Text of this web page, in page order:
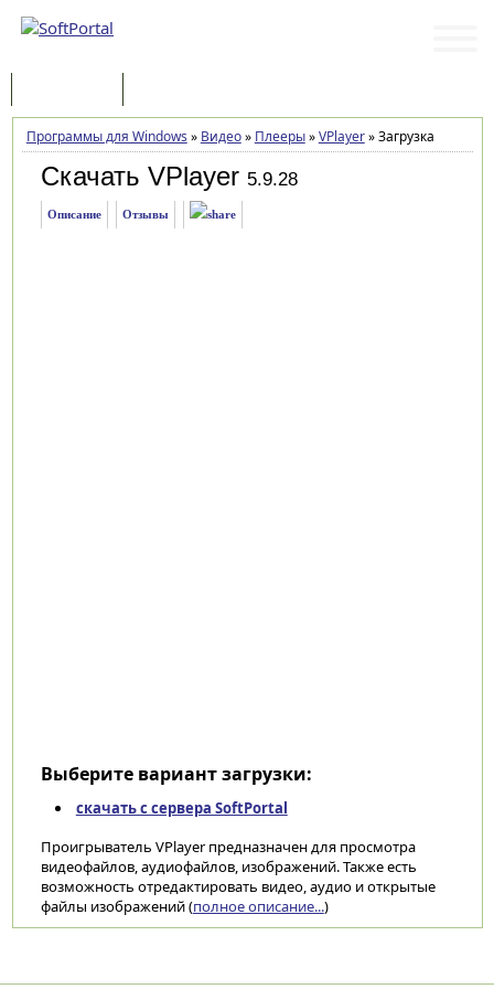
Программы для Windows » Видео» Плееры»VPlayer»Загрузка
Скачать VPlayer 5.9.28
Описание Отзывы
Выберите вариант загрузки:
скачать с сервера SoftPortal
Проигрыватель VPlayer предназначен для просмотра
видеофайлов, аудиофайлов, изображений. Также есть
возможность отредактировать видео, аудио и открытые
файлы изображений (полное описание...)